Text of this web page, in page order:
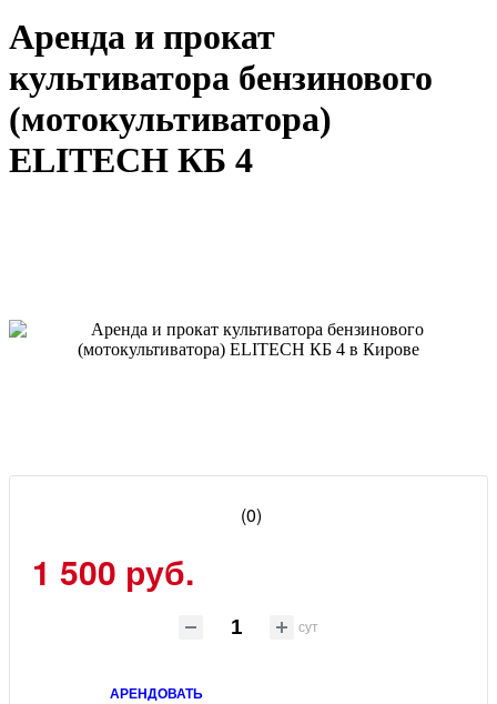
Аренда и прокат
культиватора бензинового
(мотокультиватора)
ELITECH КБ 4
(0)
1 500 руб.
сут
АРЕНДОВАТЬ